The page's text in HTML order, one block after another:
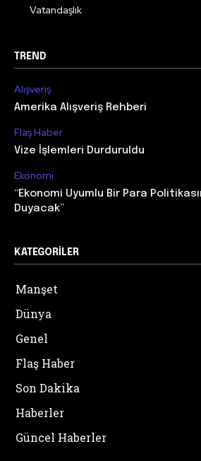
Vatandaşlık
TREND
Alışveriş
Amerika Alışveriş Rehberi
Flaş Haber
Vize İşlemleri Durduruldu
Ekonomi
“Ekonomi Uyumlu Bir Para
Duyacak”
KATEGORILER
Manşet
Dünya
Genel
Flaş Haber
Son Dakika
Haberler
Güncel Haberler